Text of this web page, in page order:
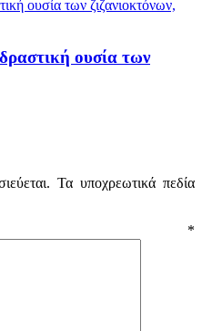
ουσία των
Τα υποχρεωτικά πεδία
*